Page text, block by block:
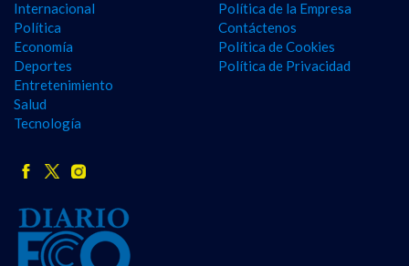
Internacional
Política
Economía
Deportes
Entretenimiento
Salud
Tecnología
Política de la Empresa
Contáctenos
Política de Cookies
Política de Privacidad